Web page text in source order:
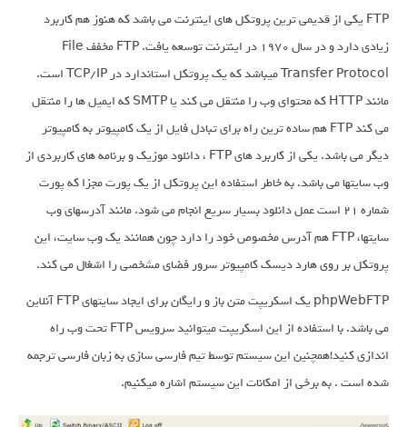
FTP یکی از قدیمی ترین پروتکل های اینترنت می باشد که هنوز هم کاربرد
زیادی دارد و در سال 1970 در اینترنت توسعه یافت. FTP مخفف File
Transfer Protocol میباشد که یک پروتکل استاندارد در TCP/IP است.
مانند HTTP که محتوای وب را منتقل می کند یا SMTP که ایمیل ها را منتقل
می کند FTP هم ساده ترین راه برای تبادل فایل از یک کامپیوتر به کامپیوتر
دیگر می باشد. یکی از کاربرد های FTP ، دانلود موزیک و برنامه های کاربردی از
وب سایتها می باشد. به خاطر استفاده این پروتکل از یک پورت مجزا که پورت
شماره 21 است عمل دانلود بسیار سریع انجام می شود. مانند آدرسهای وب
سایتها، FTP هم آدرس مخصوص خود را دارد چون همانند یک وب سایت، این
پروتکل بر روی هارد دیسک کامپیوتر سرور فضای مشخصی را اشغال می کند.
phpWebFTP یک اسکریپت متن باز و رایگان برای ایجاد سایتهای FTP آنلاین
می باشد. با استفاده از این اسکریپت میتوانید سرویس FTP تحت وب راه
اندازی کنید!همچنین این سیستم توسط تیم فارسی سازی به زبان فارسی ترجمه
شده است . به برخی از امکانات این سیستم اشاره میکنیم.